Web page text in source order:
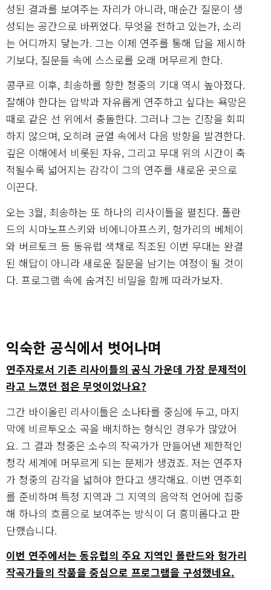
성된 결과를 보여주는 자리가 아니라, 매순간 질문이 생
성되는 공간으로 바뀌었다. 무엇을 전하고 있는가, 소리
는 어디까지 닿는가. 그는 이제 연주를 통해 답을 제시하
기보다, 질문들 속에 스스로를 오래 머무르게 한다.
콩쿠르 이후, 최송하를 향한 청중의 기대 역시 높아졌다.
잘해야 한다는 압박과 자유롭게 연주하고 싶다는 욕망은
때로 같은 선 위에서 충돌한다. 그러나 그는 긴장을 회피
하지 않으며, 오히려 균열 속에서 다음 방향을 발견한다.
깊은 이해에서 비롯된 자유, 그리고 무대 위의 시간이 축
적될수록 넓어지는 감각이 그의 연주를 새로운 곳으로
이끈다.
오는 3월, 최송하는 또 하나의 리사이틀을 펼친다. 폴란
드의 시마노프스키와 비에니아프스키, 헝가리의 베체이
와 버르토크 등 동유럽 색채로 직조된 이번 무대는 완결
된 해답이 아니라 새로운 질문을 남기는 여정이 될 것이
다. 프로그램 속에 숨겨진 비밀을 함께 따라가보자.
익숙한 공식에서 벗어나며
연주자로서 기존 리사이틀의 공식 가운데 가장 문제적이
라고 느꼈던 점은 무엇이었나요?
그간 바이올린 리사이틀은 소나타를 중심에 두고, 마지
막에 비르투오소 곡을 배치하는 형식인 경우가 많았어
요. 그 결과 청중은 소수의 작곡가가 만들어낸 제한적인
청각 세계에 머무르게 되는 문제가 생겼죠. 저는 연주자
가 청중의 감각을 넓혀야 한다고 생각해요. 이번 연주회
를 준비하며 특정 지역과 그 지역의 음악적 언어에 집중
해 하나의 흐름으로 보여주는 방식이 더 흥미롭다고 판
단했습니다.
이번 연주에서는 동유럽의 주요 지역인 폴란드와 헝가리
작곡가들의 작품을 중심으로 프로그램을 구성했네요.